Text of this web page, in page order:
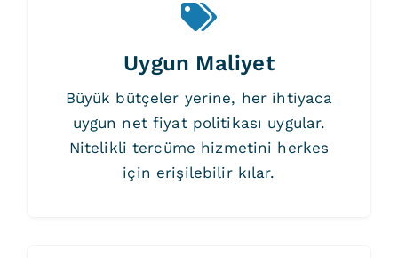
Uygun Maliyet
Büyük bütçeler yerine, her ihtiyaca
uygun net fiyat politikası uygular.
Nitelikli tercüme hizmetini herkes
için erişilebilir kılar.